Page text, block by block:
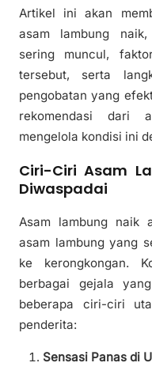
Artikel ini akan
asam lambung
sering muncul,
tersebut, serta
pengobatan yang
rekomendasi dari
mengelola kondisi ini
Ciri-Ciri Asam
Diwaspadai
Asam lambung naik
asam lambung yang
ke kerongkongan.
berbagai gejala
beberapa ciri-ciri
penderita:
Sensasi Panas di